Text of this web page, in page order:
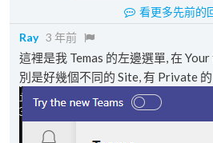
看更多先前的
Ray 3 年前
這裡是我 Temas 的左邊選單, 在
別是好幾個不同的 Site, 有 Private